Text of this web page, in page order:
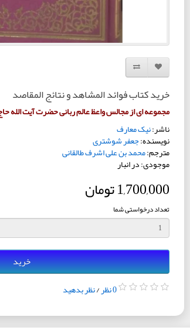
افزودن به لیست دلخواه
مقایسه این محصول
خرید کتاب فوائد المشاهد و نتائج المقاصد
مجموعه ای از مجالس واعظ عالم ربانی حضرت آیت
ناشر:نیک معارف
نویسنده:جعفر شوشتری
مترجم:محمد بن علی اشرف طالقانی
موجودی: در انبار
1,700,000 تومان
تعداد درخواستی شما
خرید
0 نظر /نظر بدهید